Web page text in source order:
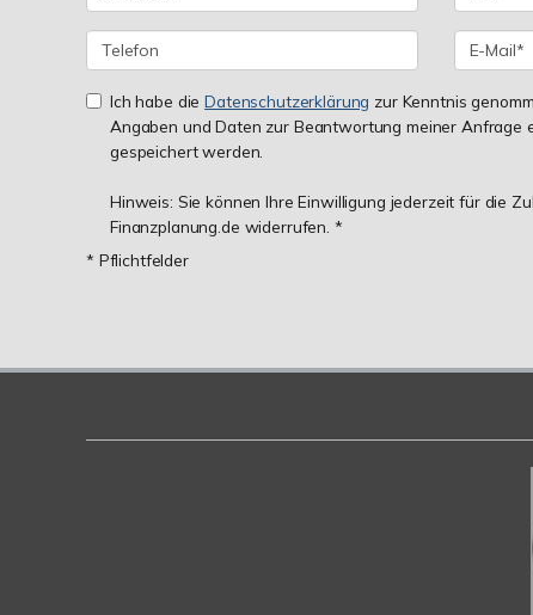
Ich habe dieDatenschutzerklärung zur Kenntnis
Angaben und Daten zur Beantwortung meiner Anfrage
gespeichert werden.
Hinweis: Sie können Ihre Einwilligung jederzeit für die
Finanzplanung.de widerrufen. *
* Pflichtfelder